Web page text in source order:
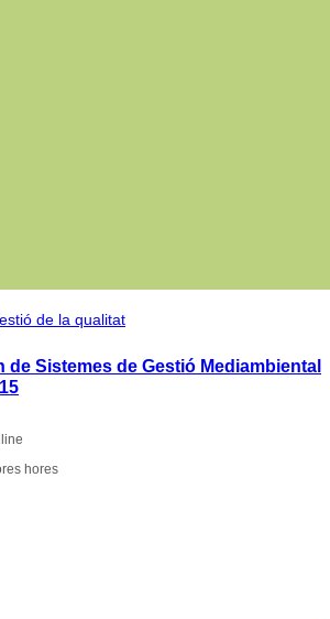
de la qualitat
Sistemes de Gestió Mediambiental
hores